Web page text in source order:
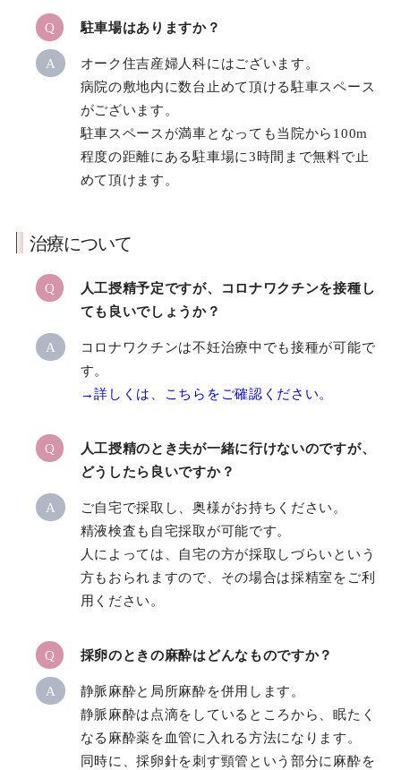
Q 駐車場はありますか？
A
オーク住吉産婦人科にはございます。
病院の敷地内に数台止めて頂ける駐車スペース
がございます。
駐車スペースが満車となっても当院から100m
程度の距離にある駐車場に3時間まで無料で止
めて頂けます。
治療について
Q
人工授精予定ですが、コロナワクチンを接種し
ても良いでしょうか？
A
コロナワクチンは不妊治療中でも接種が可能で
す。
→詳しくは、こちらをご確認ください。
Q
人工授精のとき夫が一緒に行けないのですが、
どうしたら良いですか？
A
ご自宅で採取し、奥様がお持ちください。
精液検査も自宅採取が可能です。
人によっては、自宅の方が採取しづらいという
方もおられますので、その場合は採精室をご利
用ください。
Q 採卵のときの麻酔はどんなものですか？
A
静脈麻酔と局所麻酔を併用します。
静脈麻酔は点滴をしているところから、眠たく
なる麻酔薬を血管に入れる方法になります。
同時に、採卵針を刺す頸管という部分に麻酔を